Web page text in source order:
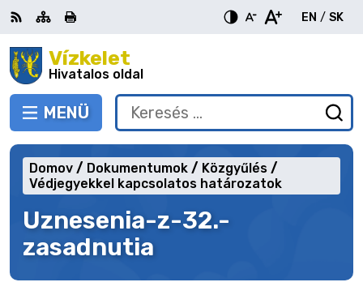
Ugrás
a
tartalomraVízkelet
Hivatalos oldal
VÁLTÁS
MENÜ
RSS Oldaltérkép
Nyomtatás
EN
English
/ SK
Keresés:
be
a
Uznesenia-z-32.-
zasadnutia
Domov Dokumentumok
Közgyűlés
Védjegyekkel kapcsolatos határozatok